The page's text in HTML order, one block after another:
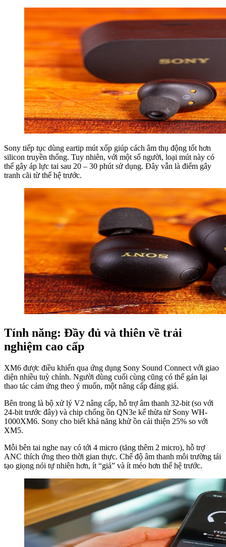
Sony tiếp tục dùng eartip mút xốp giúp cách âm thụ động tốt hơn
silicon truyền thống. Tuy nhiên, với một số người, loại mút này có
thể gây áp lực tai sau 20 – 30 phút sử dụng. Đây vẫn là điểm gây
tranh cãi từ thế hệ trước.
Tính năng: Đầy đủ và thiên về trải
nghiệm cao cấp
XM6 được điều khiển qua ứng dụng Sony Sound Connect với giao
diện nhiều tuỳ chỉnh. Người dùng cuối cùng cũng có thể gán lại
thao tác cảm ứng theo ý muốn, một nâng cấp đáng giá.
Bên trong là bộ xử lý V2 nâng cấp, hỗ trợ âm thanh 32-bit (so với
24-bit trước đây) và chip chống ồn QN3e kế thừa từ Sony WH-
1000XM6. Sony cho biết khả năng khử ồn cải thiện 25% so với
XM5.
Mỗi bên tai nghe nay có tới 4 micro (tăng thêm 2 micro), hỗ trợ
ANC thích ứng theo thời gian thực. Chế độ âm thanh môi trường tái
tạo giọng nói tự nhiên hơn, ít “giả” và ít méo hơn thế hệ trước.